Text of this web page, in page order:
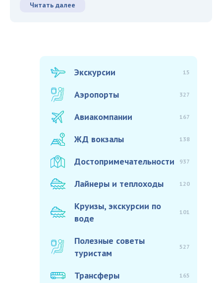
Читать далее
Экскурсии 15
Аэропорты 327
Авиакомпании 167
ЖД вокзалы 138
Достопримечательности 937
Лайнеры и теплоходы 120
Круизы, экскурсии по
воде
101
Полезные советы
туристам
527
Трансферы 165